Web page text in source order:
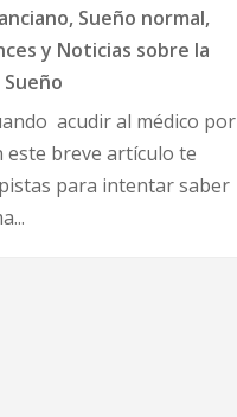
, Sueño normal,
y Noticias sobre la
acudir al médico por
este breve artículo te
para intentar saber